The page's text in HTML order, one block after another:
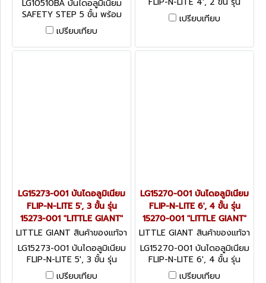
LG10510BA บันไดอลูมิเนียม
SAFETY STEP 5 ขั้น พร้อม
ด้ามจับ รุ่น 10510BA "LITTLE
GIANT"
เปรียบเทียบ
15272-001 "LITTLE GIANT"
เปรียบเทียบ
LG15273-001 บันไดอลูมิเนียม
FLIP-N-LITE 5', 3 ขั้น รุ่น
15273-001 "LITTLE GIANT"
LITTLE GIANT สินค้าของแท้จา
กโรงงานผู้ผลิต LG15273-001
LG15273-001 บันไดอลูมิเนียม
FLIP-N-LITE 5', 3 ขั้น รุ่น
15273-001 "LITTLE GIANT"
เปรียบเทียบ
LG15270-001 บันไดอลูมิเนียม
FLIP-N-LITE 6', 4 ขั้น รุ่น
15270-001 "LITTLE GIANT"
LITTLE GIANT สินค้าของแท้จา
กโรงงานผู้ผลิต LG15270-001
LG15270-001 บันไดอลูมิเนียม
FLIP-N-LITE 6', 4 ขั้น รุ่น
15270-001 "LITTLE GIANT"
เปรียบเทียบ